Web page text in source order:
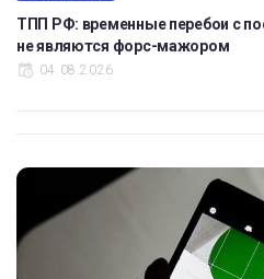
ТПП РФ: временные перебои с
не являются форс-мажором
04.08.2026